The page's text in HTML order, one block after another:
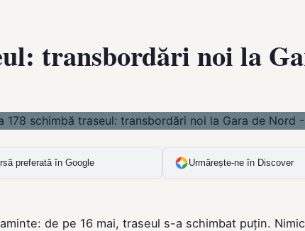
transbordări noi la
preferată în Google Urmărește-ne în Discover
de pe 16 mai, traseul s-a schimbat puțin.